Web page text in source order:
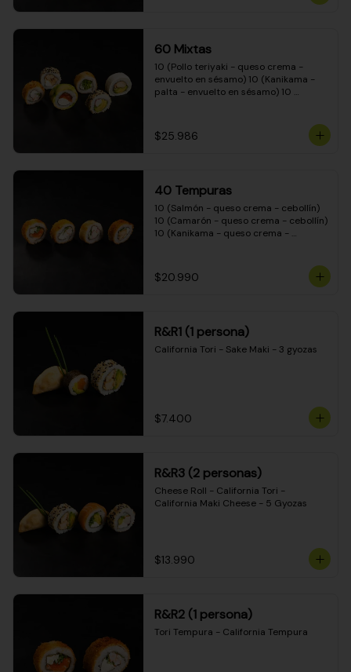
(Pimentón - queso crema - cebollín -
envuelto en masa tempura)
60 Mixtas
10 (Pollo teriyaki - queso crema -
envuelto en sésamo) 10 (Kanikama -
palta - envuelto en sésamo) 10
envuelto en queso crema) 10
(Camarón - queso crema - cebollín -
$25.986
40 Tempuras
10 (Salmón - queso crema - cebollín)
10 (Camarón - queso crema - cebollín)
10 (Kanikama - queso crema -
$20.990
R&R1 (1 persona)
California Tori - Sake Maki - 3 gyozas
$7.400
R&R3 (2 personas)
Cheese Roll - California Tori -
California Maki Cheese - 5 Gyozas
$13.990
R&R2 (1 persona)
Tori Tempura - California Tempura